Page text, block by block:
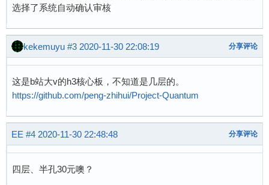
选择了系统自动确认审核
kekemuyu #3 2020-11-30 22:08:19 分享评论
这是b站大v的h3核心板，不知道是几层的。
https://github.com/peng-zhihui/Project-Quantum
EE #4 2020-11-30 22:48:48 分享评论
四层、半孔30元噢？